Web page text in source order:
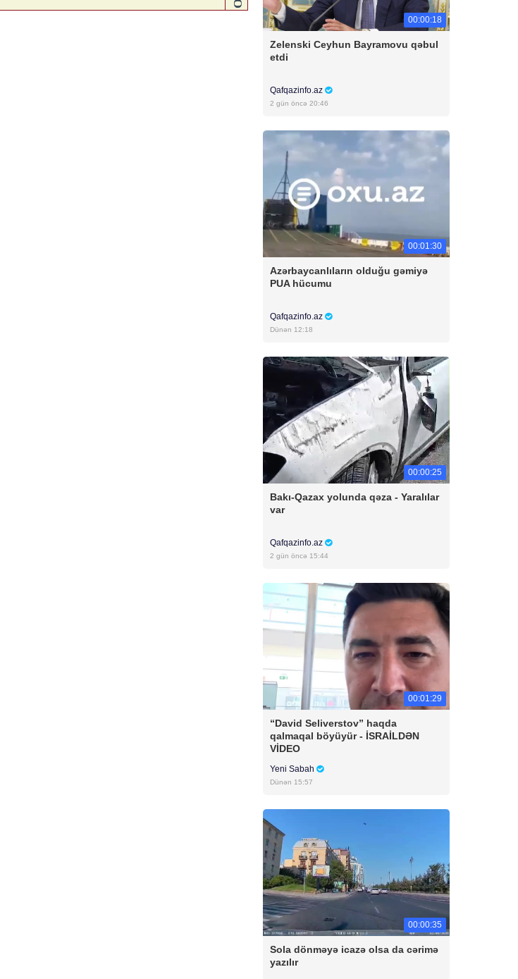
00:00:18
Zelenski Ceyhun Bayramovu qəbul
etdi
Qafqazinfo.az
2 gün öncə 20:46
00:01:30
Azərbaycanlıların olduğu gəmiyə
PUA hücumu
Qafqazinfo.az
Dünən 12:18
00:00:25
Bakı-Qazax yolunda qəza - Yaralılar
var
Qafqazinfo.az
2 gün öncə 15:44
00:01:29
“David Seliverstov” haqda
qalmaqal böyüyür - İSRAİLDƏN
VİDEO
Yeni Sabah
Dünən 15:57
00:00:35
Sola dönməyə icazə olsa da cərimə
yazılır